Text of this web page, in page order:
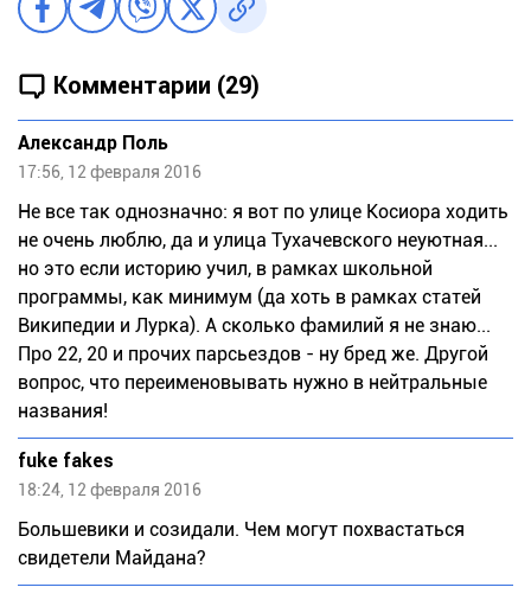
Комментарии (29)
Александр Поль
17:56, 12 февраля 2016
Не все так однозначно: я вот по улице Косиора ходить
не очень люблю, да и улица Тухачевского неуютная...
но это если историю учил, в рамках школьной
программы, как минимум (да хоть в рамках статей
Википедии и Лурка). А сколько фамилий я не знаю...
Про 22, 20 и прочих парсьездов - ну бред же. Другой
вопрос, что переименовывать нужно в нейтральные
названия!
fuke fakes
18:24, 12 февраля 2016
Большевики и созидали. Чем могут похвастаться
свидетели Майдана?